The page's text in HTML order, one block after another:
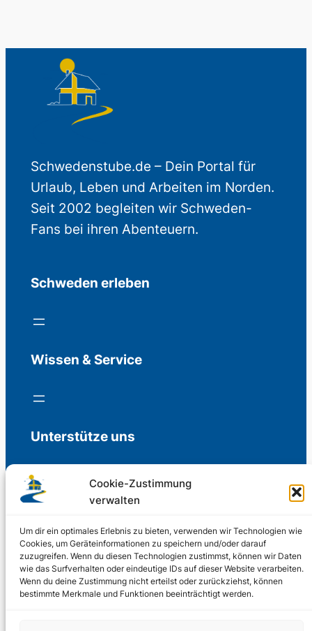
Cookie-Zustimmung
verwalten
Um dir ein optimales Erlebnis zu bieten, verwenden wir Technologien wie
Cookies, um Geräteinformationen zu speichern und/oder darauf
zuzugreifen. Wenn du diesen Technologien zustimmst, können wir Daten
wie das Surfverhalten oder eindeutige IDs auf dieser Website verarbeiten.
Wenn du deine Zustimmung nicht erteilst oder zurückziehst, können
bestimmte Merkmale und Funktionen beeinträchtigt werden.
Schwedenstube.de – Dein Portal für
Urlaub, Leben und Arbeiten im Norden.
Seit 2002 begleiten wir Schweden-
Fans bei ihren Abenteuern.
Schweden erleben
Wissen & Service
Unterstütze uns
Freiwillige Spenden für die Aufrechterhaltung
Support us